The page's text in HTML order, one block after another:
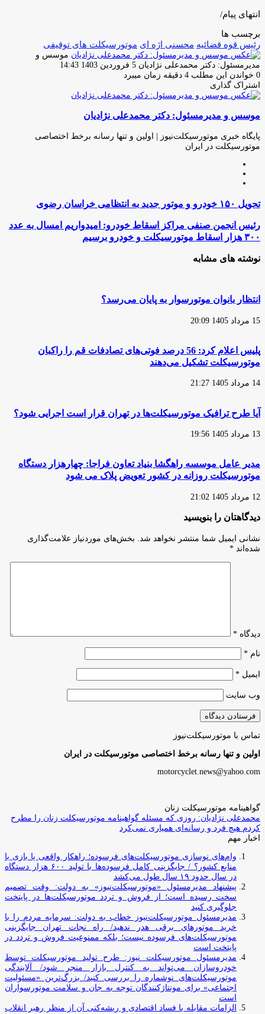
انتهای پیام/
برچسب ها
رئیس قوه قضائیه محسنی اژه ای موتورسیکلت های توقیفی
موسس و
مدیرمسئول: دکتر محمدعلی نژادیان ارسال
ایمیل
5 فروردین 1403 14:43
0 خواندن این مطلب 4 دقیقه زمان میبرد
اشتراک گذاری
فیس
توئیتر
لینکدین
واتس
تلگرام
اشتراک
از
ایمیل
چاپ
موسس و مدیرمسئول: دکتر محمدعلی نژادیان
پایگاه خبری موتورسیکلت‌نیوز | اولین و تنها رسانه برخط اختصاصی
موتورسیکلت در ایران
تحویل
۱۵۰
خودرو
و
موتور
به
رضوی
تحویل ۱۵۰ خودرو و موتور جدید به انتظامی خراسان رضوی
رئیس
انجمن
صنفی
مراکز
اسقاط
امسال
به
۳۰۰
اسقاط
موتورسیکلت
و
برسیم
رئیس انجمن صنفی مراکز اسقاط خودرو: امیدواریم امسال به عدد
۳۰۰ هزار اسقاط موتورسیکلت و خودرو برسیم
نوشته های مشابه
انتظار بانوان موتورسوار به پایان می‌رسد؟
15 مرداد 1405 20:09
پلیس اعلام کرد: 56 درصد فوتی‌های تصادفات قم را راکبان
موتورسیکلت تشکیل می‌دهند
14 مرداد 1405 21:27
آیا طرح ترافیک موتورسیکلت‌ها در تهران قرار است اجرایی شود؟
13 مرداد 1405 19:56
مدیر عامل موسسه راهگشا بنیاد تعاون فراجا: چهارهزار دستگاه
موتورسیکلت روزانه در کشور تعویض پلاک می شود
12 مرداد 1405 21:02
دیدگاهتان را بنویسید
نشانی ایمیل شما منتشر نخواهد شد.
بخش‌های موردنیاز علامت‌گذاری
شده‌اند *
دیدگاه *
نام *
ایمیل *
وب‌ سایت
تماس با موتورسیکلت‌نیوز
اولین و تنها رسانه برخط اختصاصی موتورسیکلت در ایران
motorcyclet.news@yahoo.com
گواهینامه موتورسیکلت زنان
محمدعلی نژادیان: روزی که مسئله گواهینامه موتورسیکلت زنان را مطرح
کردم هیچ فرد و رسانه‌ای همیاری نمی‌کرد
اخبار مهم
وام‌های نوسازی موتورسیکلت‌های فرسوده؛ راهکار واقعی یا بازی با
منابع کشور؟ / جایگزینی کامل فرسوده‌ها با تولید ۶۰۰ هزار دستگاه
در سال حدود ۱۹ سال طول می‌کشد
پیشنهاد مدیرمسئول «موتورسیکلت‌نیوز» به دولت: وقت تصمیم
سخت رسیده است؛ از فروش و تردد موتورسیکلت‌ها در پایتخت
جلوگیری کنید
مدیرمسئول موتورسیکلت‌نیوز خطاب به دولت: سرمایه مردم را با
خرید موتورهای برقی هدر ندهید/ راه نجات تهران جایگزینی
موتورسیکلت‌های فرسوده نیست؛ بلکه ممنوعیت فروش و تردد در
پایتخت است
مدیرمسئول موتورسیکلت نیوز: طرح تولید موتورسیکلت توسط
خودروسازان می‌تواند به کنترل بازار منجر شود/ آلایندگی
موتورسیکلت‌های نوشماره را بررسی کنید/ بزرگ‌ترین «مسئولیت
اجتماعی» برای مونتاژکنندگان توجه به جان و سلامت موتورسواران
است
الزامات مقابله با فساد اقتصادی و ریشه‌کنی آن از منظر رهبر انقلاب